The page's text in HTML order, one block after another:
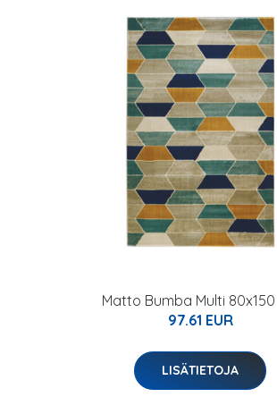
Matto Bumba Multi
97.61 EUR
LISÄTIETOJA